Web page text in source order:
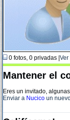
0 fotos, 0 privadas | Ver
Mantener el
Eres un invitado,
Enviar a Nucico un